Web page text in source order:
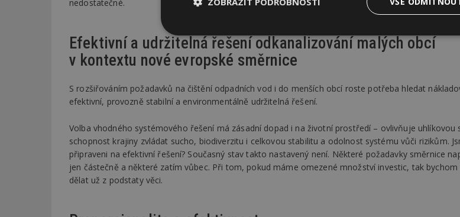
nedostatečné.
Efektivní a udržitelná řešení odkanalizování malých obcí
v kontextu nové evropské směrnice
S rozšiřováním požadavků na čištění odpadních vod i do menších obcí roste potřeba hledat
efektivní, provozně stabilní a environmentálně udržitelná řešení.
Volba vhodného systémového řešení má zásadní dopad i na životní prostředí – ovlivňuje uhlíkovou
schopnost krajiny zvládat sucho, biodiverzitu i celkovou stabilitu a odolnost systému vůči rizikům.
připraveni na efektivní řešení? Současný stav takto nastavený není. Některé požadavky směrnice
jen částečně a některé zatím vůbec. Při tom, pokud máme omezené množství investic, tak
dělat už z podstaty věci.
Nezbytně
nutné soubory
Výkonové
soubory
Soubory cílení
Nezbytně nutné soubory Výkonové soubory Soubory cílení
Nezbytně nutné soubory cookie umožňují základní funkce webových stránek,
Webové stránky nelze bez nezbytně nutných souborů cookie správně používat.